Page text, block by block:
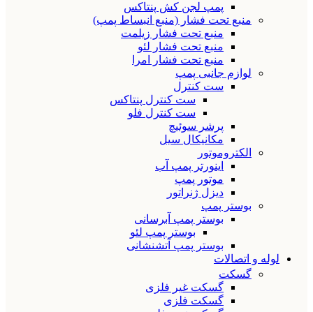
پمپ لجن کش پنتاکس
منبع تحت فشار (منبع انبساط پمپ)
منبع تحت فشار زیلمت
منبع تحت فشار لئو
منبع تحت فشار امرا
لوازم جانبی پمپ
ست کنترل
ست کنترل پنتاکس
ست کنترل فلو
پرشر سوئیچ
مکانیکال سیل
الکتروموتور
اینورتر پمپ آب
موتور پمپ
دیزل ژنراتور
بوستر پمپ
بوستر پمپ آبرسانی
بوستر پمپ لئو
بوستر پمپ آتشنشانی
لوله و اتصالات
گسکت
گسکت غیر فلزی
گسکت فلزی